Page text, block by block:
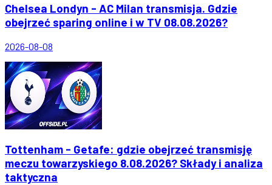
Chelsea Londyn - AC Milan transmisja. Gdzie
obejrzeć sparing online i w TV 08.08.2026?
2026-08-08
Tottenham - Getafe: gdzie obejrzeć transmisję
meczu towarzyskiego 8.08.2026? Składy i analiza
taktyczna